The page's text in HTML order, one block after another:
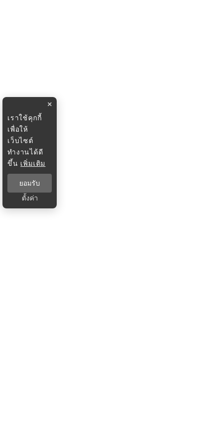
×
เราใช้คุกกี้
เพื่อให้
เว็บไซต์
ทำงานได้ดี
ขึ้น เพิ่มเติม
ยอมรับ
ตั้งค่า